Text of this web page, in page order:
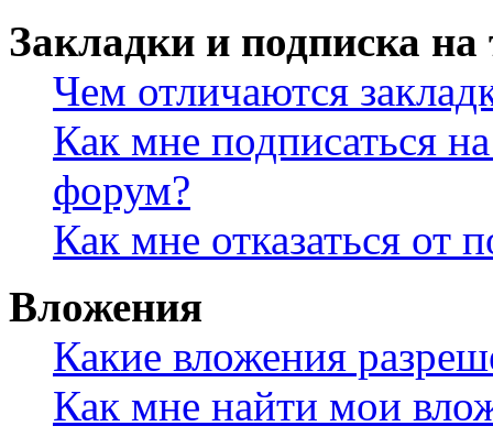
Закладки и подписка
Чем отличаются
Как мне подписаться
форум?
Как мне отказаться от
Вложения
Какие вложения
Как мне найти мои